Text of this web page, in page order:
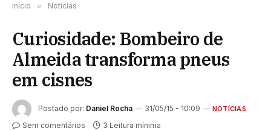
Início » Notícias
Curiosidade: Bombeiro de
Almeida transforma pneus
em cisnes
Postado por: Daniel Rocha 31/05/15 - 10:09 NOTÍCIAS
Sem comentários 3 Leitura mínima